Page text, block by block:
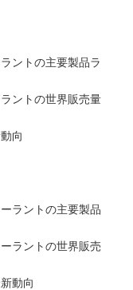
ントの主要製品ラ
ントの世界販売量
向
ラントの主要製品
ラントの世界販売
動向